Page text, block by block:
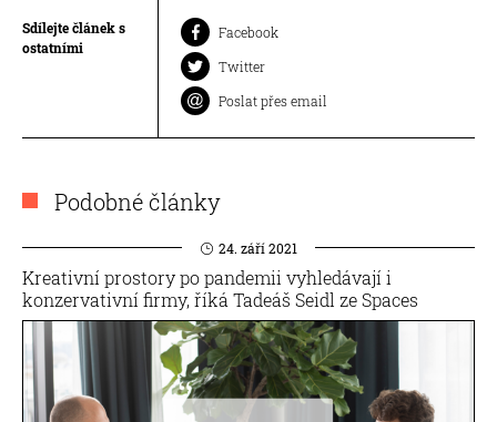
Sdílejte článek s
ostatními
Facebook
Twitter
Poslat přes email
Podobné články
24. září 2021
Kreativní prostory po pandemii vyhledávají i
konzervativní firmy, říká Tadeáš Seidl ze Spaces